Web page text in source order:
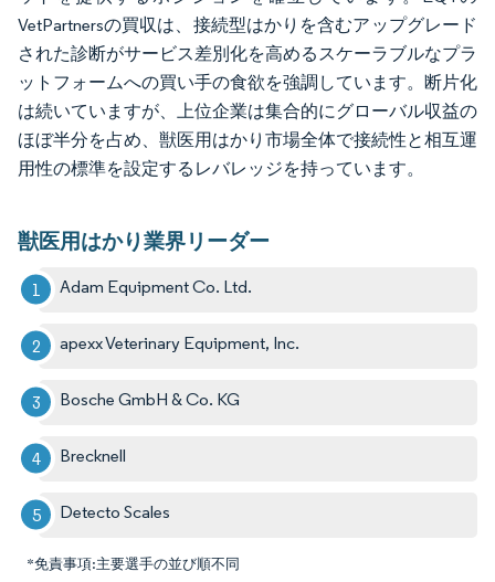
VetPartnersの買収は、接続型はかりを含むアップグレード
された診断がサービス差別化を高めるスケーラブルなプラ
ットフォームへの買い手の食欲を強調しています。断片化
は続いていますが、上位企業は集合的にグローバル収益の
ほぼ半分を占め、獣医用はかり市場全体で接続性と相互運
用性の標準を設定するレバレッジを持っています。
獣医用はかり業界リーダー
Adam Equipment Co. Ltd.
apexx Veterinary Equipment, Inc.
Bosche GmbH & Co. KG
Brecknell
Detecto Scales
*免責事項:主要選手の並び順不同